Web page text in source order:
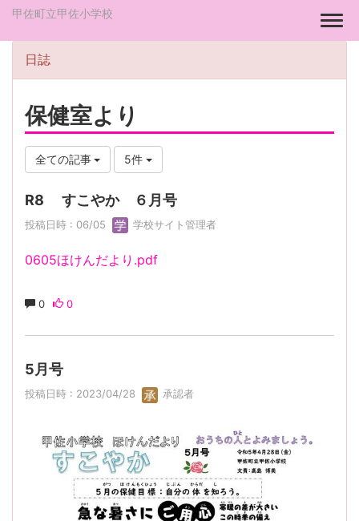
甲佐町立甲佐小学校
日誌
保健室より
全ての記事 5件
R8 すこやか ６月号
投稿日時 : 06/05 学校サイト管理者
0605ほけんだより.pdf
0 0
5月号
投稿日時 : 2023/04/28 承認者